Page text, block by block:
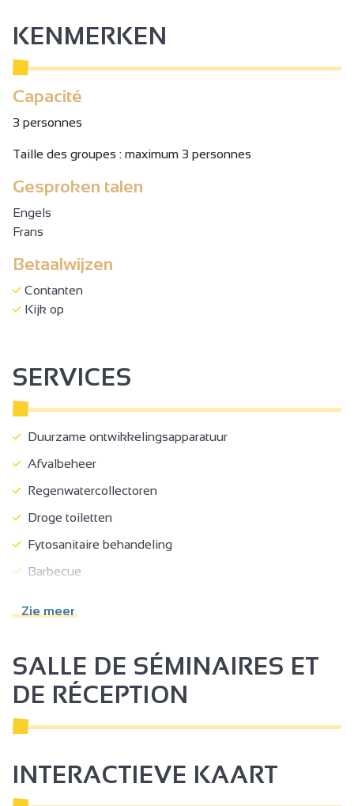
KENMERKEN
Capacité
3 personnes
Taille des groupes : maximum 3 personnes
Gesproken talen
Engels
Frans
Betaalwijzen
Contanten
Kijk op
SERVICES
Duurzame ontwikkelingsapparatuur
Afvalbeheer
Regenwatercollectoren
Droge toiletten
Fytosanitaire behandeling
Barbecue
Tuinmeubelen
Afdak voor fiets of mountainbike
Naast eigenaar
Betaalde garage
Zie meer
SALLE DE SÉMINAIRES ET
DE RÉCEPTION
INTERACTIEVE KAART